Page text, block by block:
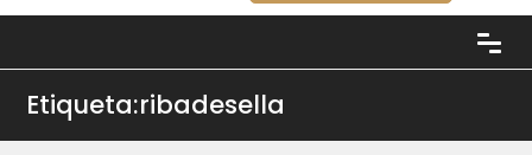
Etiqueta:ribadesella